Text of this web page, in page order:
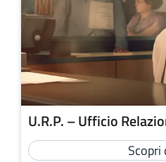
U.R.P. – Ufficio
Scopri